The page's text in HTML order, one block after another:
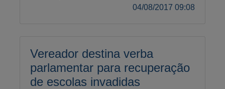
04/08/2017 09:08
Vereador destina verba
parlamentar para recuperação
de escolas invadidas